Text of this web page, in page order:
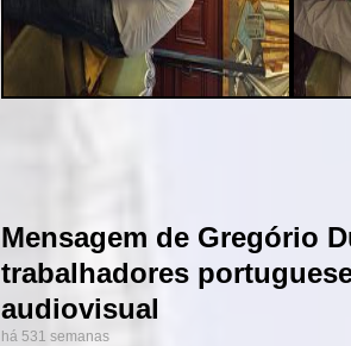
Mensagem de Gregório
trabalhadores
audiovisual
há 531 semanas